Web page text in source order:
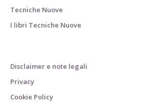
Tecniche Nuove
I libri Tecniche Nuove
Disclaimer e note legali
Privacy
Cookie Policy